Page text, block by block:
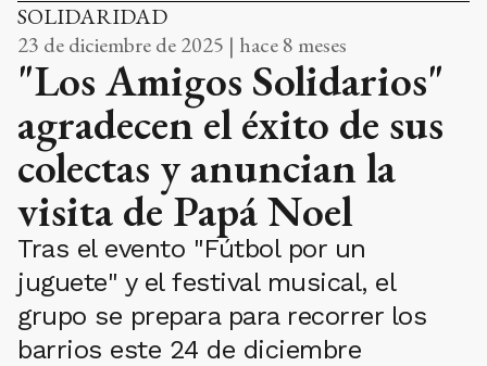
SOLIDARIDAD
23 de diciembre de 2025 | hace 8 meses
"Los Amigos Solidarios"
agradecen el éxito de sus
colectas y anuncian la
visita de Papá Noel
Tras el evento "Fútbol por un
juguete" y el festival musical, el
grupo se prepara para recorrer los
barrios este 24 de diciembre